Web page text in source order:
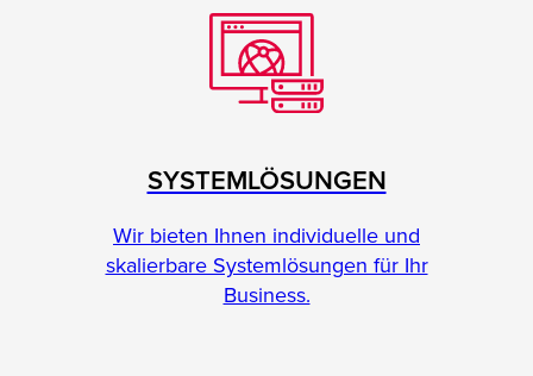
SYSTEMLÖSUNGEN
Wir bieten Ihnen individuelle und
skalierbare Systemlösungen für Ihr
Business.